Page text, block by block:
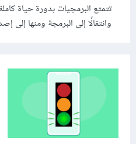
تتمتع البرمجيات بدورة حياة
وانتقالًا إلى البرمجة ومنها إلى